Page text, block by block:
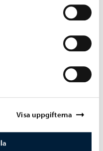
Visa uppgifterna